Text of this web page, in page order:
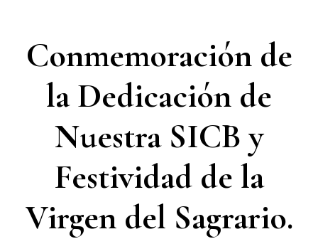
Conmemoración de
la Dedicación de
Nuestra SICB y
Festividad de la
Virgen del Sagrario.